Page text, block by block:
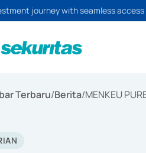
journey with seamless
Terbaru/Berita/MENKEU